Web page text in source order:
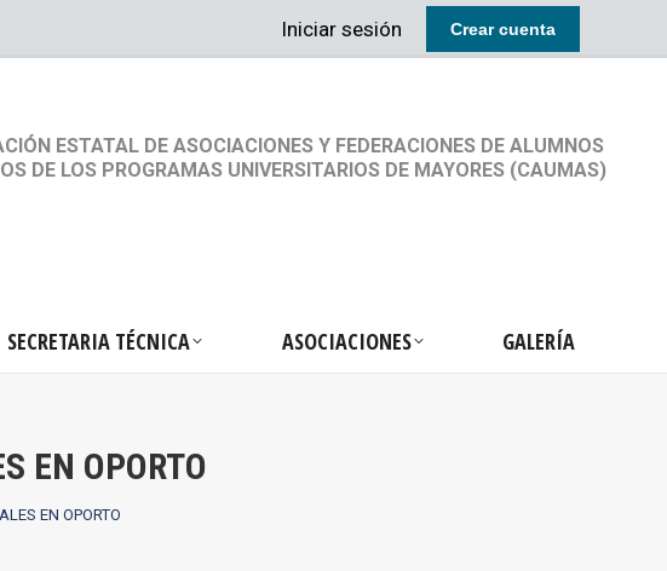
Iniciar sesión Crear cuenta
ESTATAL DE ASOCIACIONES Y FEDERACIONES DE ALUMNOS
DE LOS PROGRAMAS UNIVERSITARIOS DE MAYORES (CAUMAS)
SECRETARIA TÉCNICA ASOCIACIONES GALERÍA
EN OPORTO
EN OPORTO